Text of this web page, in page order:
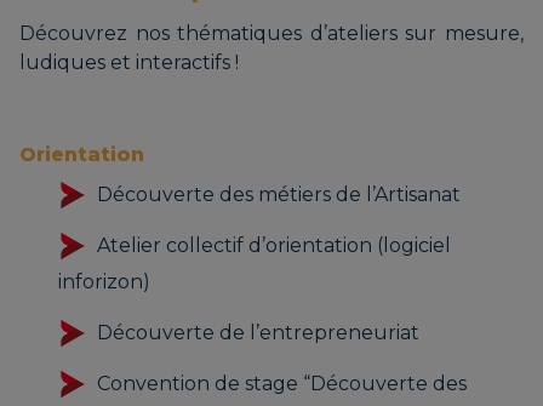
Découvrez nos thématiques d’ateliers sur mesure,
ludiques et interactifs !
Orientation
Découverte des métiers de l’Artisanat
Atelier collectif d’orientation (logiciel
inforizon)
Découverte de l’entrepreneuriat
Convention de stage “Découverte des